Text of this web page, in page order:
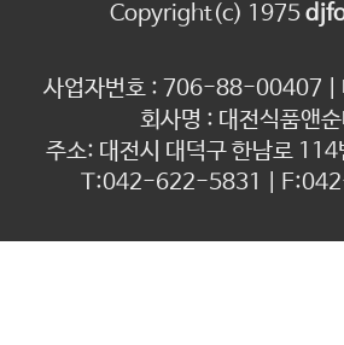
Copyright(c) 1975
사업자번호 : 706-88-00407 |
회사명 : 대전식품앤
주소: 대전시 대덕구 한남로
T:042-622-5831 |